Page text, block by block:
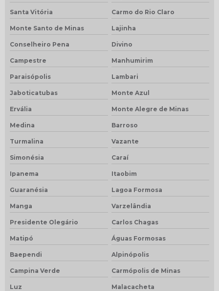
Santa Vitória Carmo do Rio Claro
Monte Santo de Minas Lajinha
Conselheiro Pena Divino
Campestre Manhumirim
Paraisópolis Lambari
Jaboticatubas Monte Azul
Ervália Monte Alegre de Minas
Medina Barroso
Turmalina Vazante
Simonésia Caraí
Ipanema Itaobim
Guaranésia Lagoa Formosa
Manga Varzelândia
Presidente Olegário Carlos Chagas
Matipó Águas Formosas
Baependi Alpinópolis
Campina Verde Carmópolis de Minas
Luz Malacacheta